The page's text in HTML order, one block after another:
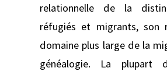
relationnelle de la
réfugiés et migrants, son
domaine plus large de la
généalogie. La plupart